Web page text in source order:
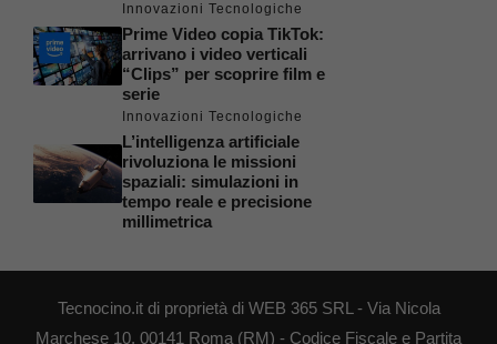
Innovazioni Tecnologiche
Prime Video copia TikTok:
arrivano i video verticali
“Clips” per scoprire film e
serie
Innovazioni Tecnologiche
L’intelligenza artificiale
rivoluziona le missioni
spaziali: simulazioni in
tempo reale e precisione
millimetrica
Tecnocino.it di proprietà di WEB 365 SRL - Via Nicola
Marchese 10, 00141 Roma (RM) - Codice Fiscale e Partita